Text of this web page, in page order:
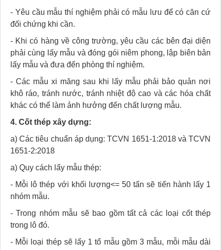
- Yêu cầu mẫu thí nghiệm phải có mẫu lưu để có căn cứ
đối chứng khi cần.
- Khi có hàng về công trường, yêu cầu các bên đại diện
phải cùng lấy mẫu và đóng gói niêm phong, lập biên bản
lấy mẫu và đưa đến phòng thí nghiệm.
- Các mẫu xi măng sau khi lấy mẫu phải bảo quản nơi
khô ráo, tránh nước, tránh nhiệt độ cao và các hóa chất
khác có thể làm ảnh hưởng đến chất lượng mẫu.
4. Cốt thép xây dựng:
a) Các tiêu chuẩn áp dụng: TCVN 1651-1:2018 và TCVN
1651-2:2018
a) Quy cách lấy mẫu thép:
- Mỗi lô thép với khối lượng<= 50 tấn sẽ tiến hành lấy 1
nhóm mẫu.
- Trong nhóm mẫu sẽ bao gồm tất cả các loại cốt thép
trong lô đó.
- Mỗi loại thép sẽ lấy 1 tổ mẫu gồm 3 mẫu, mỗi mẫu dài